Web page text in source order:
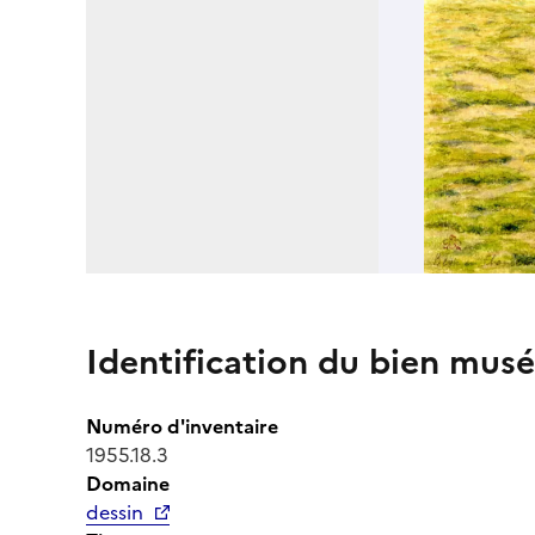
Identification du bien
Numéro d'inventaire
1955.18.3
Domaine
dessin